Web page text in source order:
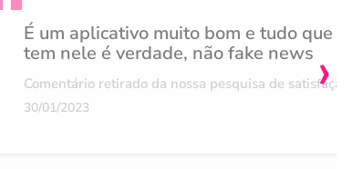
É um aplicativo muito bom e tudo que
tem nele é verdade, não fake news
Comentário retirado da nossa pesquisa de satisfação
30/01/2023 ›